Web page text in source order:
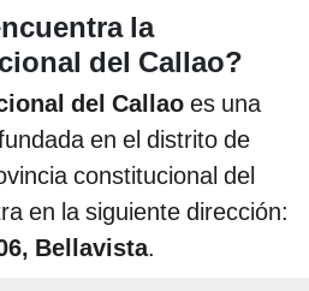
la
del Callao?
del Callao es una
en el distrito de
constitucional del
en la siguiente dirección:
Bellavista.